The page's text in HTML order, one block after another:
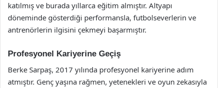
katılmış ve burada yıllarca eğitim almıştır. Altyapı
döneminde gösterdiği performansla, futbolseverlerin ve
antrenörlerin ilgisini çekmeyi başarmıştır.
Profesyonel Kariyerine Geçiş
Berke Sarpaş, 2017 yılında profesyonel kariyerine adım
atmıştır. Genç yaşına rağmen, yetenekleri ve oyun zekasıyla